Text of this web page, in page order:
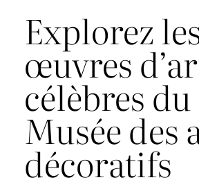
Explorez
œuvres
célèbres du
Musée des
décoratifs